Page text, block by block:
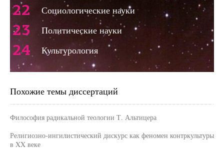
22 Социологические науки
23 Политические науки
24 Культурология
Похожие темы диссертаций
Философия радикальной теологии Т. Альтицера
Религиозно-ингилистический дискурс как феномен контркультуры
в XX веке